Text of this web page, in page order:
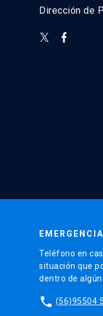
Dirección de
Teléfono en
situación que
dentro de algún
phone (56)95504